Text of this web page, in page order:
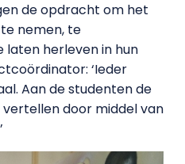
de opdracht om het
nemen, te
laten herleven in hun
‘Ieder
Aan de studenten de
door middel van